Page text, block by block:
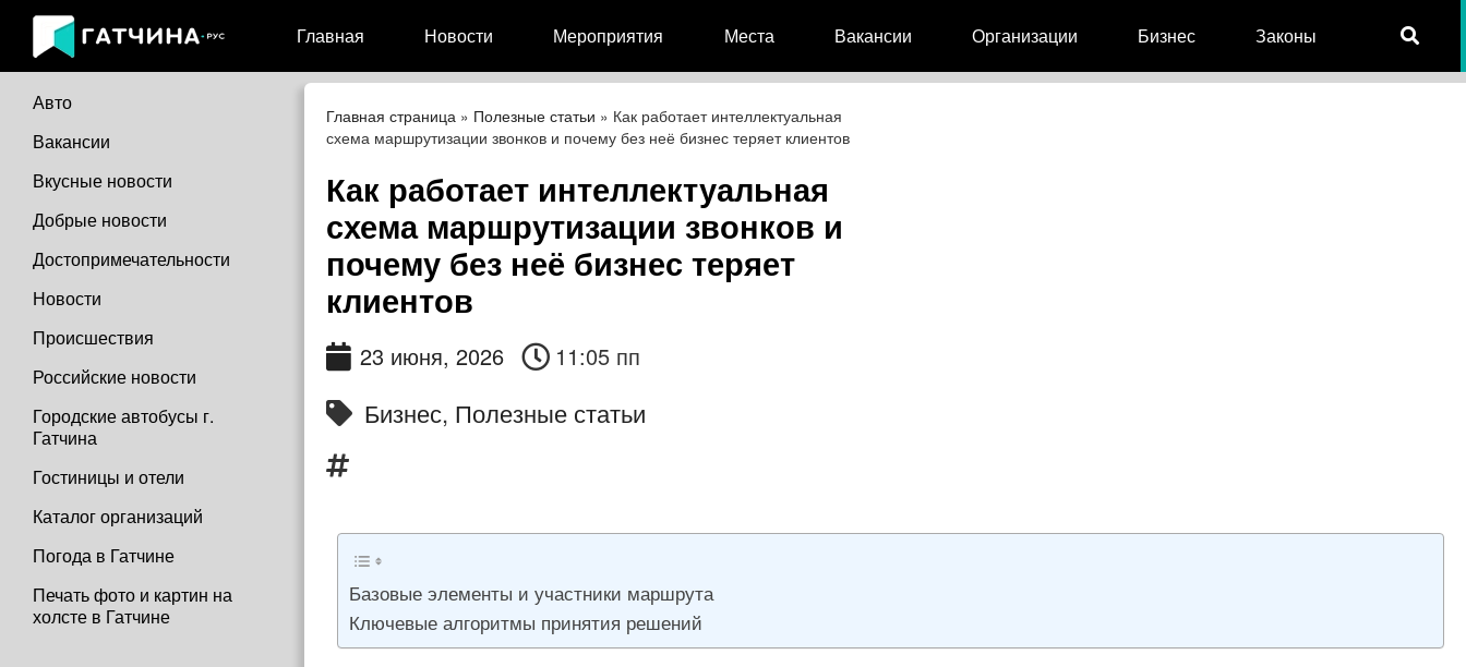
Главная Новости Мероприятия Места Вакансии Организации Бизнес Законы
Авто
Вакансии
Вкусные новости
Добрые новости
Достопримечательности
Новости
Происшествия
Российские новости
Городские автобусы г.
Гатчина
Гостиницы и отели
Каталог организаций
Погода в Гатчине
Печать фото и картин на
холсте в Гатчине
Главная страница» Полезные статьи » Как работает интеллектуальная
схема маршрутизации звонков и почему без неё бизнес теряет клиентов
Как работает интеллектуальная
схема маршрутизации звонков и
почему без неё бизнес теряет
клиентов
23 июня, 2026 11:05 пп
Бизнес, Полезные статьи
Базовые элементы и участники маршрута
Ключевые алгоритмы принятия решений